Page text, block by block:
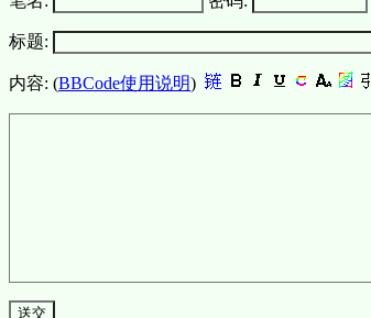
标题:
内容: (BBCode使用说明)